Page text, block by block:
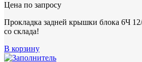
Цена по запросу
Прокладка задней крышки блока 6Ч
со склада!
В корзину